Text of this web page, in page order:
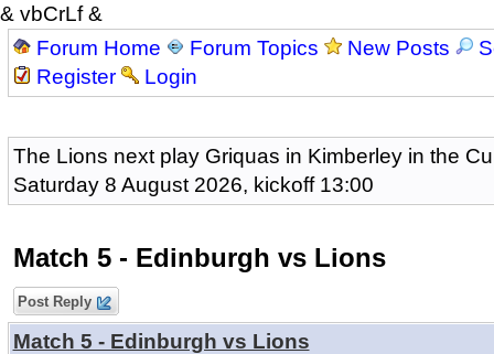
& vbCrLf &
Forum Home
Forum Topics New Posts
Register
Login
The Lions next play Griquas in Kimberley in the
Saturday 8 August 2026, kickoff 13:00
Match 5 - Edinburgh vs Lions
Post Reply
Match 5 - Edinburgh vs Lions